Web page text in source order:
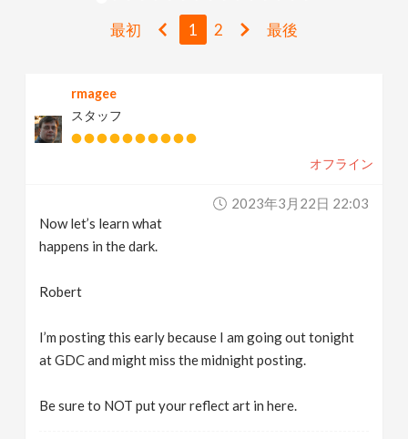
g
最初 1 2 最後
rmagee
スタッフ
オフライン
2023年3月22日 22:03
Now let’s learn what
happens in the dark.
Robert
I’m posting this early because I am going out tonight
at GDC and might miss the midnight posting.
Be sure to NOT put your reflect art in here.